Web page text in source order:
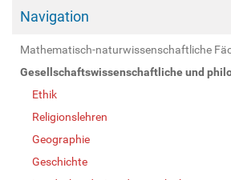
Navigation
Mathematisch-naturwissenschaftliche
Gesellschaftswissenschaftliche und
Ethik
Religionslehren
Geographie
Geschichte